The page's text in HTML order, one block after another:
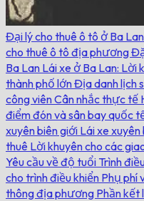
Đại lý cho thuê ô tô ở Ba Lan
cho thuê ô tô địa phương
Ba Lan Lái xe ở Ba Lan: Lời
thành phố lớnĐịa danh lịch
công viênCân nhắc thực tế
điểm đón và sân bay quốc
xuyên biên giới Lái xe xuyên
thuê Lời khuyên cho các
Yêu cầu về độ tuổi Trình
cho trình điều khiển Phụ phí
thông địa phương Phần kết